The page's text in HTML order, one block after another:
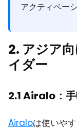
アクティベー
2. アジア
イダー
2.1 Airalo：
Airaloは使いや